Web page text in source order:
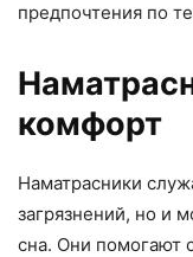
предпочтения по
комфорт
Наматрасники
загрязнений, но и
сна. Они помогают